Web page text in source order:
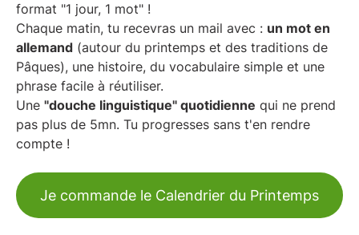
format "1 jour, 1 mot" !
Chaque matin, tu recevras un mail avec : un mot en
allemand (autour du printemps et des traditions de
Pâques), une histoire, du vocabulaire simple et une
phrase facile à réutiliser.
Une "douche linguistique" quotidienne qui ne prend
pas plus de 5mn. Tu progresses sans t'en rendre
compte !
Je commande le Calendrier du Printemps